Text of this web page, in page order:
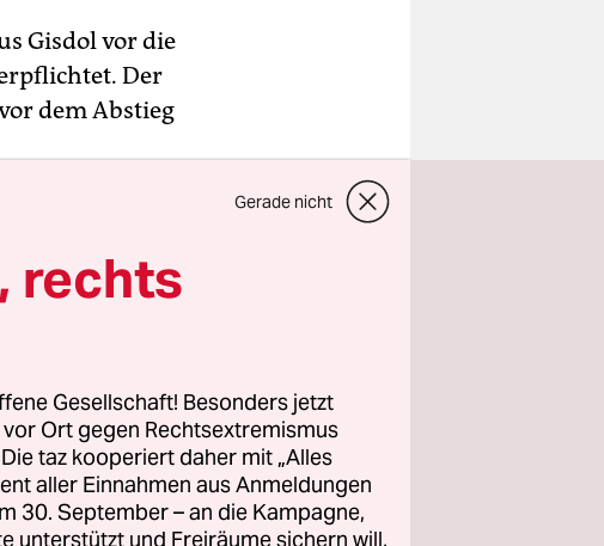
Gisdol vor die
Der
dem Abstieg
dass
Alexander
vom Montag.
ganz so
juckt“,
habe
könne ein
aus den
Gerade nicht
rechts
Gesellschaft! Besonders jetzt
Ort gegen Rechtsextremismus
taz kooperiert daher mit „Alles
aller Einnahmen aus Anmeldungen
30. September – an die Kampagne,
unterstützt und Freiräume sichern will,